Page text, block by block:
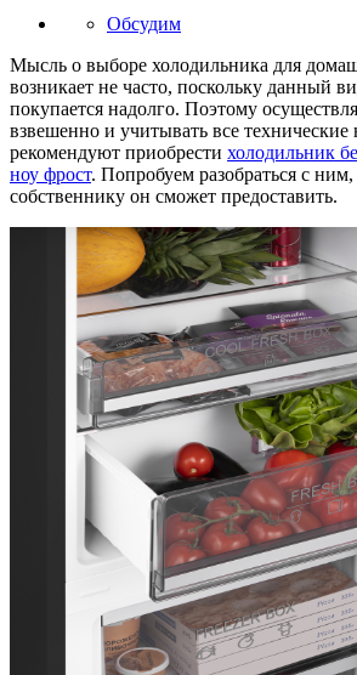
Обсудим
Мысль о выборе холодильника для
возникает не часто, поскольку данный
покупается надолго. Поэтому
взвешенно и учитывать все
рекомендуют приобрести холодильник
ноу фрост. Попробуем разобраться с
собственнику он сможет предоставить.